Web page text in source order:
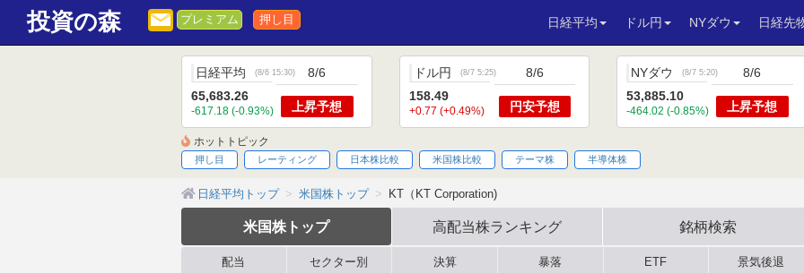
投資の森 プレミアム 押し目 日経平均 ドル円 NYダウ 日経先
日経平均 (8/6 15:30)
65,683.26
-617.18 (-0.93%)
8/6
上昇予想
ドル円 (8/7 5:25)
158.49
+0.77 (+0.49%)
8/6
円安予想
NYダウ (8/7 5:20)
53,885.10
-464.02 (-0.85%)
8/6
上昇予想
ホットトピック
押し目 レーティング 日本株比較 米国株比較 テーマ株 半導体株
日経平均トップ 米国株トップ KT（KT Corporation)
米国株 トップ 高配当株ランキング 銘柄検索
配当 セクター別 決算 暴落 ETF 景気後退